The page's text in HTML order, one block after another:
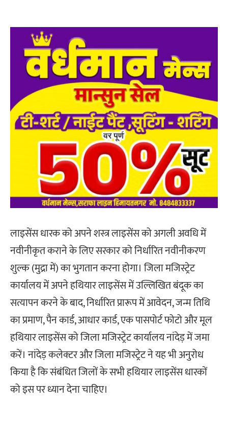
लाइसेंस धारक को अपने शस्त्र लाइसेंस को अगली अवधि में
नवीनीकृत कराने के लिए सरकार को निर्धारित नवीनीकरण
शुल्क (मुद्रा में) का भुगतान करना होगा। जिला मजिस्ट्रेट
कार्यालय में अपने हथियार लाइसेंस में उल्लिखित बंदूक का
सत्यापन करने के बाद, निर्धारित प्रारूप में आवेदन, जन्म तिथि
का प्रमाण, पैन कार्ड, आधार कार्ड, एक पासपोर्ट फोटो और मूल
हथियार लाइसेंस को जिला मजिस्ट्रेट कार्यालय नांदेड़ में जमा
करें। नांदेड़ कलेक्टर और जिला मजिस्ट्रेट ने यह भी अनुरोध
किया है कि संबंधित जिलों के सभी हथियार लाइसेंस धारकों
को इस पर ध्यान देना चाहिए।